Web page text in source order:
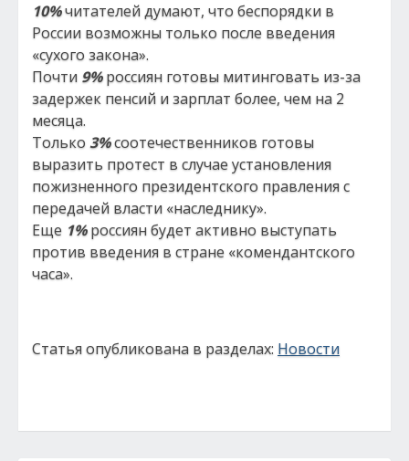
10%читателей думают, что беспорядки в
России возможны только после введения
«сухого закона».
Почти 9%россиян готовы митинговать из-за
задержек пенсий и зарплат более, чем на 2
месяца.
Только3%соотечественников готовы
выразить протест в случае установления
пожизненного президентского правления с
передачей власти «наследнику».
Еще 1%россиян будет активно выступать
против введения в стране «комендантского
часа».
Статья опубликована в разделах: Новости